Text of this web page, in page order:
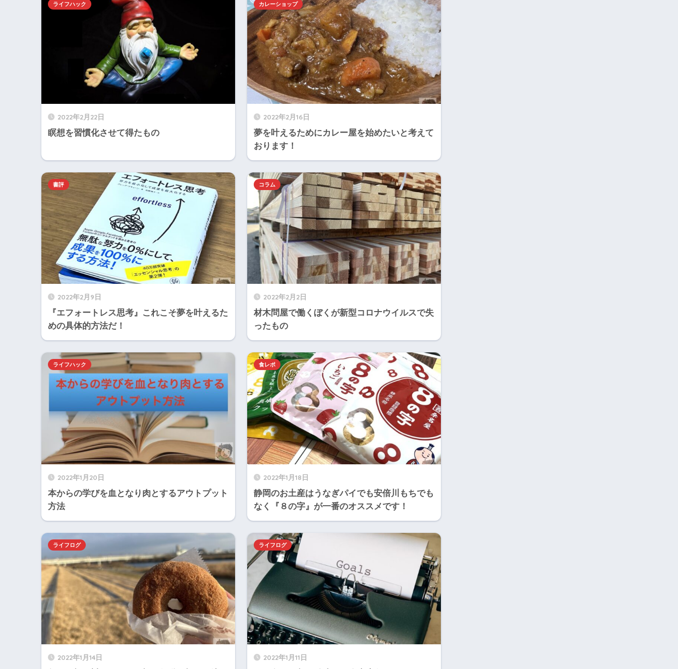
2022年2月22日
瞑想を習慣化させて得たもの
ライフハック
2022年2月16日
夢を叶えるためにカレー屋を始めたいと考えて
おります！
カレーショップ
2022年2月9日
『エフォートレス思考』これこそ夢を叶えるた
めの具体的方法だ！
書評
2022年2月2日
材木問屋で働くぼくが新型コロナウイルスで失
ったもの
コラム
2022年1月20日
本からの学びを血となり肉とするアウトプット
方法
ライフハック
2022年1月18日
静岡のお土産はうなぎパイでも安倍川もちでも
なく『８の字』が一番のオススメです！
食レポ
2022年1月14日
ライフログ
2022年1月11日
ライフログ